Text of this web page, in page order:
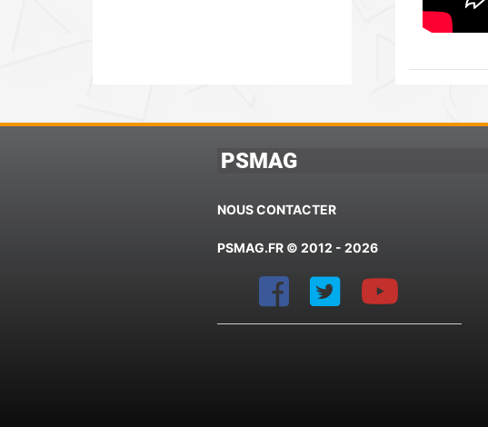
PSMAG
NOUS CONTACTER
PSMAG.FR © 2012 - 2026